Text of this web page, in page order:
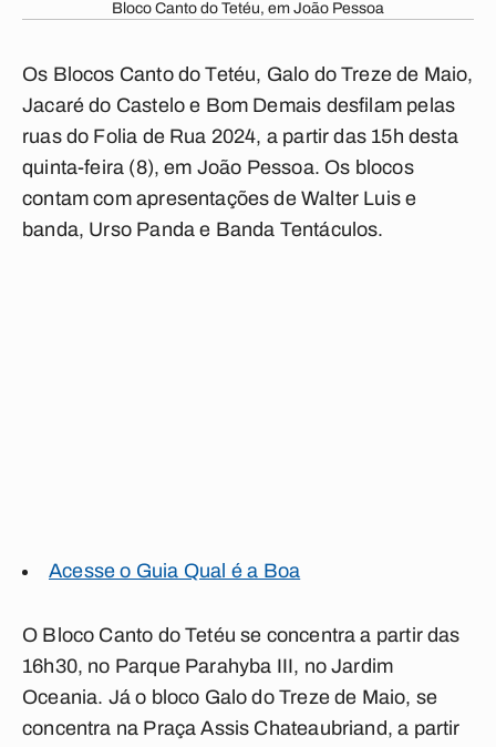
Bloco Canto do Tetéu, em João Pessoa
Os Blocos Canto do Tetéu, Galo do Treze de Maio,
Jacaré do Castelo e Bom Demais desfilam pelas
ruas do Folia de Rua 2024, a partir das 15h desta
quinta-feira (8), em João Pessoa. Os blocos
contam com apresentações de Walter Luis e
banda, Urso Panda e Banda Tentáculos.
Acesse o Guia Qual é a Boa
O Bloco Canto do Tetéu se concentra a partir das
16h30, no Parque Parahyba III, no Jardim
Oceania. Já o bloco Galo do Treze de Maio, se
concentra na Praça Assis Chateaubriand, a partir